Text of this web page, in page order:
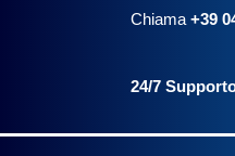
Chiama +39
24/7